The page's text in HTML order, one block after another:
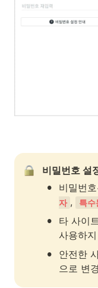
비밀번호 설
• 비밀번
자 , 특수
•
타 사이
사용하
•
안전한
으로 변